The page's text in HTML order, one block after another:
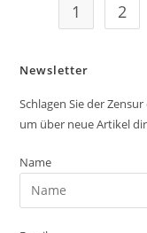
Partei
1 2
Newsletter
Schlagen Sie der
um über neue Artikel
Name